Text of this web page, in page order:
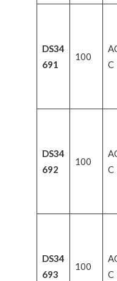
DS34
691
100
C
DS34
692
100
C
DS34
693
100
C